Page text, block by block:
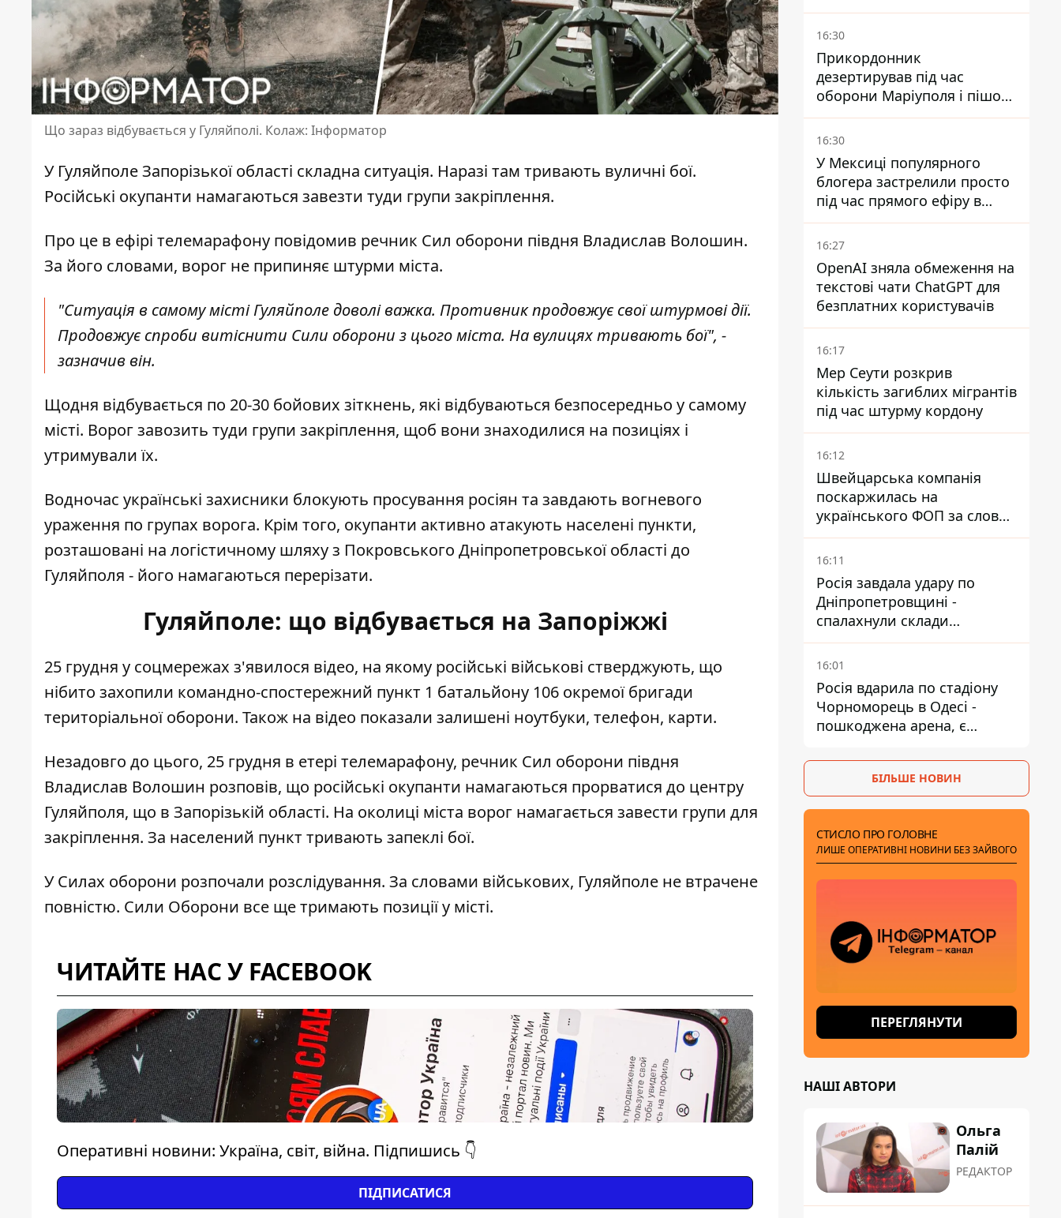
Що зараз відбувається у Гуляйполі. Колаж: Інформатор
У Гуляйполе Запорізької області складна ситуація. Наразі там тривають вуличні бої.
Російські окупанти намагаються завезти туди групи закріплення.
Про це в ефірі телемарафону повідомив речник Сил оборони півдня Владислав Волошин.
За його словами, ворог не припиняє штурми міста.
"Ситуація в самому місті Гуляйполе доволі важка. Противник продовжує свої штурмові дії.
Продовжує спроби витіснити Сили оборони з цього міста. На вулицях тривають бої", -
зазначив він.
Щодня відбувається по 20-30 бойових зіткнень, які відбуваються безпосередньо у самому
місті. Ворог завозить туди групи закріплення, щоб вони знаходилися на позиціях і
утримували їх.
Водночас українські захисники блокують просування росіян та завдають вогневого
ураження по групах ворога. Крім того, окупанти активно атакують населені пункти,
розташовані на логістичному шляху з Покровського Дніпропетровської області до
Гуляйполя - його намагаються перерізати.
Гуляйполе: що відбувається на Запоріжжі
25 грудня у соцмережах з'явилося відео, на якому російські військові стверджують, що
нібито захопили командно-спостережний пункт 1 батальйону 106 окремої бригади
територіальної оборони. Також на відео показали залишені ноутбуки, телефон, карти.
Незадовго до цього, 25 грудня в етері телемарафону, речник Сил оборони півдня
Владислав Волошин розповів, що російські окупанти намагаються прорватися до центру
Гуляйполя, що в Запорізькій області. На околиці міста ворог намагається завести групи для
закріплення. За населений пункт тривають запеклі бої.
У Силах оборони розпочали розслідування. За словами військових, Гуляйполе не втрачене
повністю. Сили Оборони все ще тримають позиції у місті.
ЧИТАЙТЕ НАС У FACEBOOK
Оперативні новини: Україна, світ, війна. Підпишись 👇
ПІДПИСАТИСЯ
мільйонів - Петро
Пантелеєв
16:30
Прикордонник
дезертирував під час
оборони Маріуполя і пішов
служити в "ДНР" - йому
оголосили підозру,
загрожує довічне
16:30
У Мексиці популярного
блогера застрелили просто
під час прямого ефіру в
TikTok
16:27
OpenAI зняла обмеження на
текстові чати ChatGPT для
безплатних користувачів
16:17
Мер Сеути розкрив
кількість загиблих мігрантів
під час штурму кордону
16:12
Швейцарська компанія
поскаржилась на
українського ФОП за слова
SUN SCRIPTION на упаковці
крему - АМКУ наклав штраф
16:11
Росія завдала удару по
Дніпропетровщині -
спалахнули склади
логістичної компанії
16:01
Росія вдарила по стадіону
Чорноморець в Одесі -
пошкоджена арена, є
БІЛЬШЕ НОВИН
СТИСЛО ПРО ГОЛОВНЕ
ЛИШЕ ОПЕРАТИВНІ НОВИНИ БЕЗ ЗАЙВОГО
ПЕРЕГЛЯНУТИ
НАШІ АВТОРИ
Ольга
Палій
РЕДАКТОР